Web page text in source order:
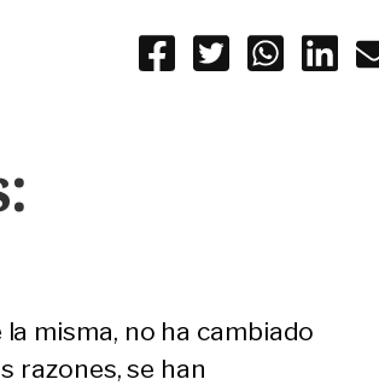
misma, no ha cambiado
razones, se han